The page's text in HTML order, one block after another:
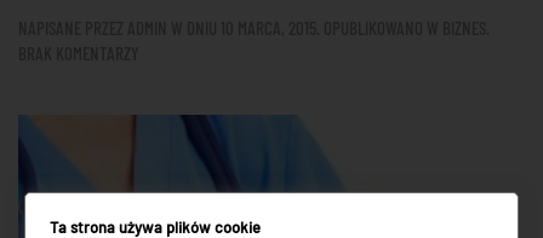
Ta strona używa plików cookie